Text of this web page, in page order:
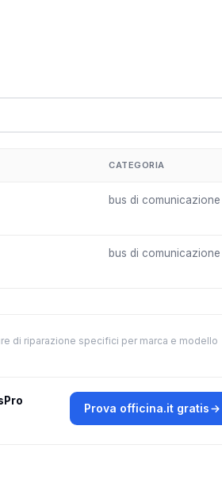
CATEGORIA
bus di comunicazione
bus di comunicazione
di riparazione specifici per marca e modello
Prova officina.it gratis